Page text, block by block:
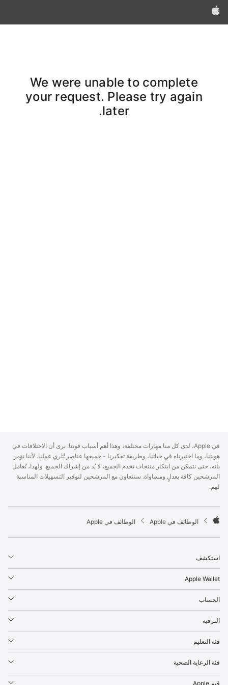
Apple‏
We were unable to complete
your request. Please try again
later.
p
p
l
e
F
o
t
r
في Apple، لدى كل منا مهارات مختلفة، وهذا أهم أسباب قوتنا. نرى أن الاختلافات في
هويتنا، وما اختبرناه في حياتنا، وطريقة تفكيرنا - جميعها عناصر تُثري عملنا. لأننا نؤمن
بأنه، حتى نتمكن من ابتكار منتجات تخدم الجميع، لا بُد من إشراك الجميع. ولهذا، نُعامل
المرشحين كافة بعدلٍ ومساواة. سنتعاون مع المرشحين لتوفير التسهيلات المناسبة
لهم.

p
l
e
الوظائف في Apple الوظائف في Apple
استكشف
Apple Wallet
الحساب
الترفيه
فئة التعليم
فئة الرعاية الصحية
قيم Apple